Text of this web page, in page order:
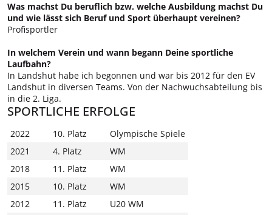
Was machst Du beruflich bzw. welche Ausbildung machst Du
und wie lässt sich Beruf und Sport überhaupt vereinen?
Profisportler
In welchem Verein und wann begann Deine sportliche
Laufbahn?
In Landshut habe ich begonnen und war bis 2012 für den EV
Landshut in diversen Teams. Von der Nachwuchsabteilung bis
in die 2. Liga.
SPORTLICHE ERFOLGE
2022 10. Platz
Olympische Spiele
2021
4. Platz
WM
2018
11. Platz
WM
2015
10. Platz
WM
2012
11. Platz
U20 WM